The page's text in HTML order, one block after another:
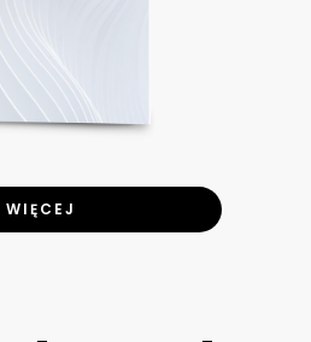
WIĘCEJ